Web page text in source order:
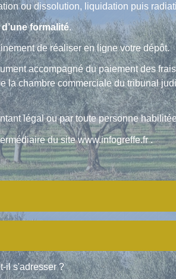
ou dissolution, liquidation puis
formalité.
de réaliser en ligne votre dépôt.
accompagné du paiement des
la chambre commerciale du tribunal
légal ou par toute personne
du site www.infogreffe.fr .
il s'adresser ?